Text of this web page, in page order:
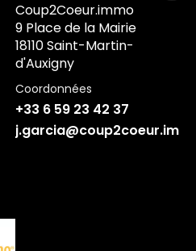
Coup2Coeur.immo
9 Place de la Mairie
18110 Saint-Martin-
d'Auxigny
Coordonnées
+33 6 59 23 42 37